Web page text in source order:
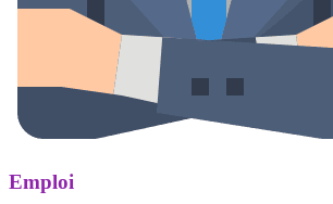
Emploi